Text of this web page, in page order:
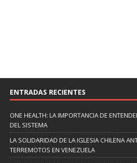
ENTRADAS RECIENTES
ONE HEALTH: LA IMPORTANCIA DE
DEL SISTEMA
LA SOLIDARIDAD DE LA IGLESIA CHILENA
TERREMOTOS EN VENEZUELA